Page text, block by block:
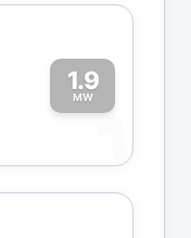
1.9
MW
1